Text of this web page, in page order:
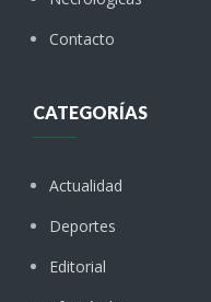
Contacto
CATEGORÍAS
Actualidad
Deportes
Editorial